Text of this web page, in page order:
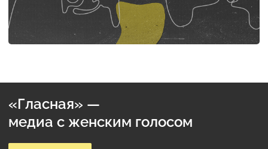
«Гласная» —
медиа с женским голосом